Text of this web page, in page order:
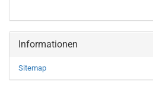
Informationen
Sitemap